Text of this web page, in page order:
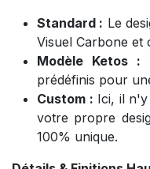
Standard : Le
Visuel Carbone et
Modèle Ketos :
prédéfinis pour
Custom : Ici, il n'y
votre propre
100% unique.